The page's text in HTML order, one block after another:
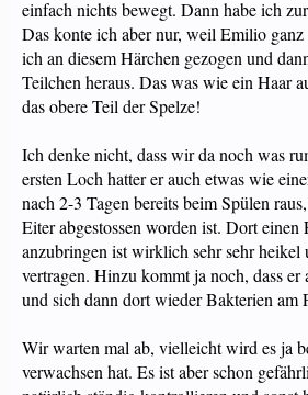
einfach nichts bewegt. Dann habe ich
Das konte ich aber nur, weil Emilio
ich an diesem Härchen gezogen und
Teilchen heraus. Das was wie ein Haar
das obere Teil der Spelze!
Ich denke nicht, dass wir da noch was
ersten Loch hatter er auch etwas wie
nach 2-3 Tagen bereits beim Spülen
Eiter abgestossen worden ist. Dort einen
anzubringen ist wirklich sehr sehr
vertragen. Hinzu kommt ja noch, dass er
und sich dann dort wieder Bakterien am
Wir warten mal ab, vielleicht wird es ja
verwachsen hat. Es ist aber schon